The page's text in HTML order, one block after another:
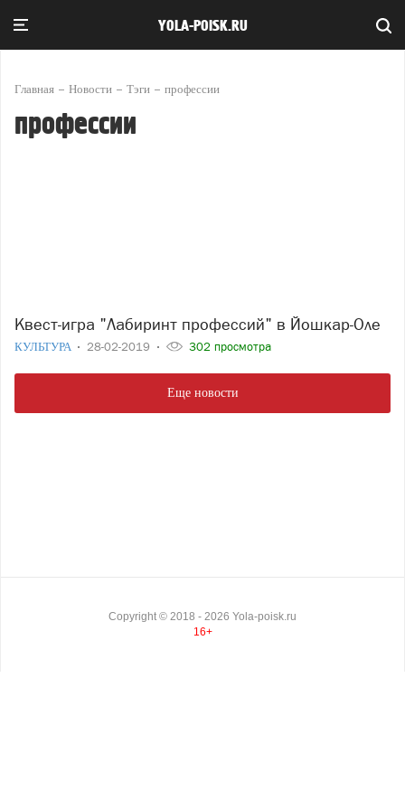
YOLA-POISK.RU
Главная Новости Тэги профессии
профессии
Квест-игра "Лабиринт профессий" в Йошкар-Оле
КУЛЬТУРА 28-02-2019 302 просмотра
Еще новости
Copyright © 2018 - 2026 Yola-poisk.ru
16+